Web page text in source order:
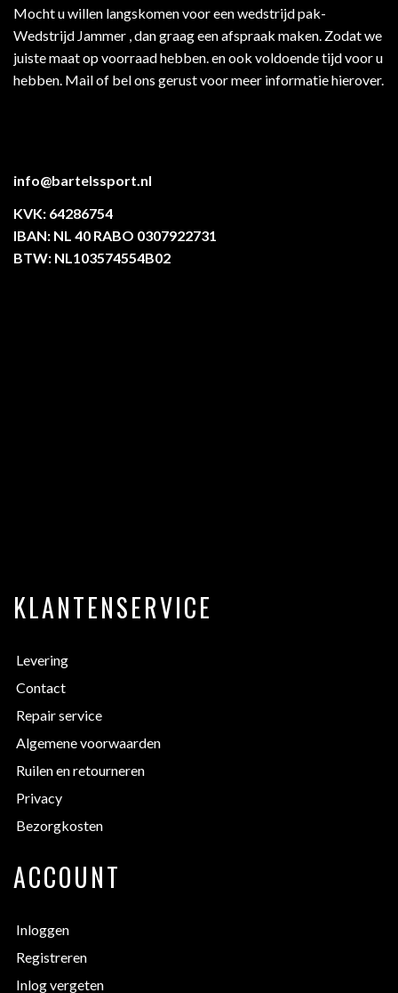
Mocht u willen langskomen voor een wedstrijd pak-
Wedstrijd Jammer , dan graag een afspraak maken. Zodat we
juiste maat op voorraad hebben. en ook voldoende tijd voor u
hebben. Mail of bel ons gerust voor meer informatie hierover.
info@bartelssport.nl
KVK: 64286754
IBAN: NL 40 RABO 0307922731
BTW: NL103574554B02
KLANTENSERVICE
Levering
Contact
Repair service
Algemene voorwaarden
Ruilen en retourneren
Privacy
Bezorgkosten
ACCOUNT
Inloggen
Registreren
Inlog vergeten